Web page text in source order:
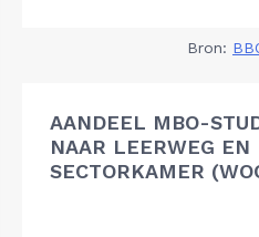
Bron:
AANDEEL MBO-
NAAR LEERWEG EN
SECTORKAMER